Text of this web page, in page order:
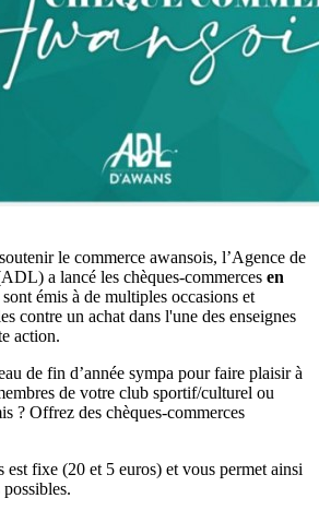
le commerce awansois, l’Agence de
a lancé les chèques-commerces en
émis à de multiples occasions et
contre un achat dans l'une des enseignes
action.
de fin d’année sympa pour faire plaisir à
de votre club sportif/culturel ou
? Offrez des chèques-commerces
est fixe (20 et 5 euros) et vous permet ainsi